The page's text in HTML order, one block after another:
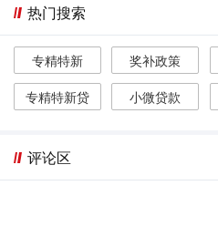
热门搜索
专精特新 奖补政策
专精特新贷
小微贷款
评论区